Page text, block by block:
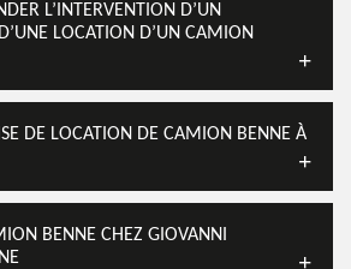
L’INTERVENTION D’UN
LOCATION D’UN CAMION
DE LOCATION DE CAMION BENNE À
BENNE CHEZ GIOVANNI